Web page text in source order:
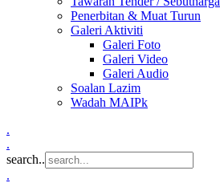
Penerbitan & Muat Turun
Galeri Aktiviti
Galeri Foto
Galeri Video
Galeri Audio
Soalan Lazim
Wadah MAIPk
.
.
search..
.